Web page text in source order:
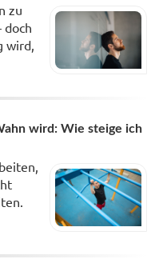
zu
doch
wird,
wird: Wie steige ich